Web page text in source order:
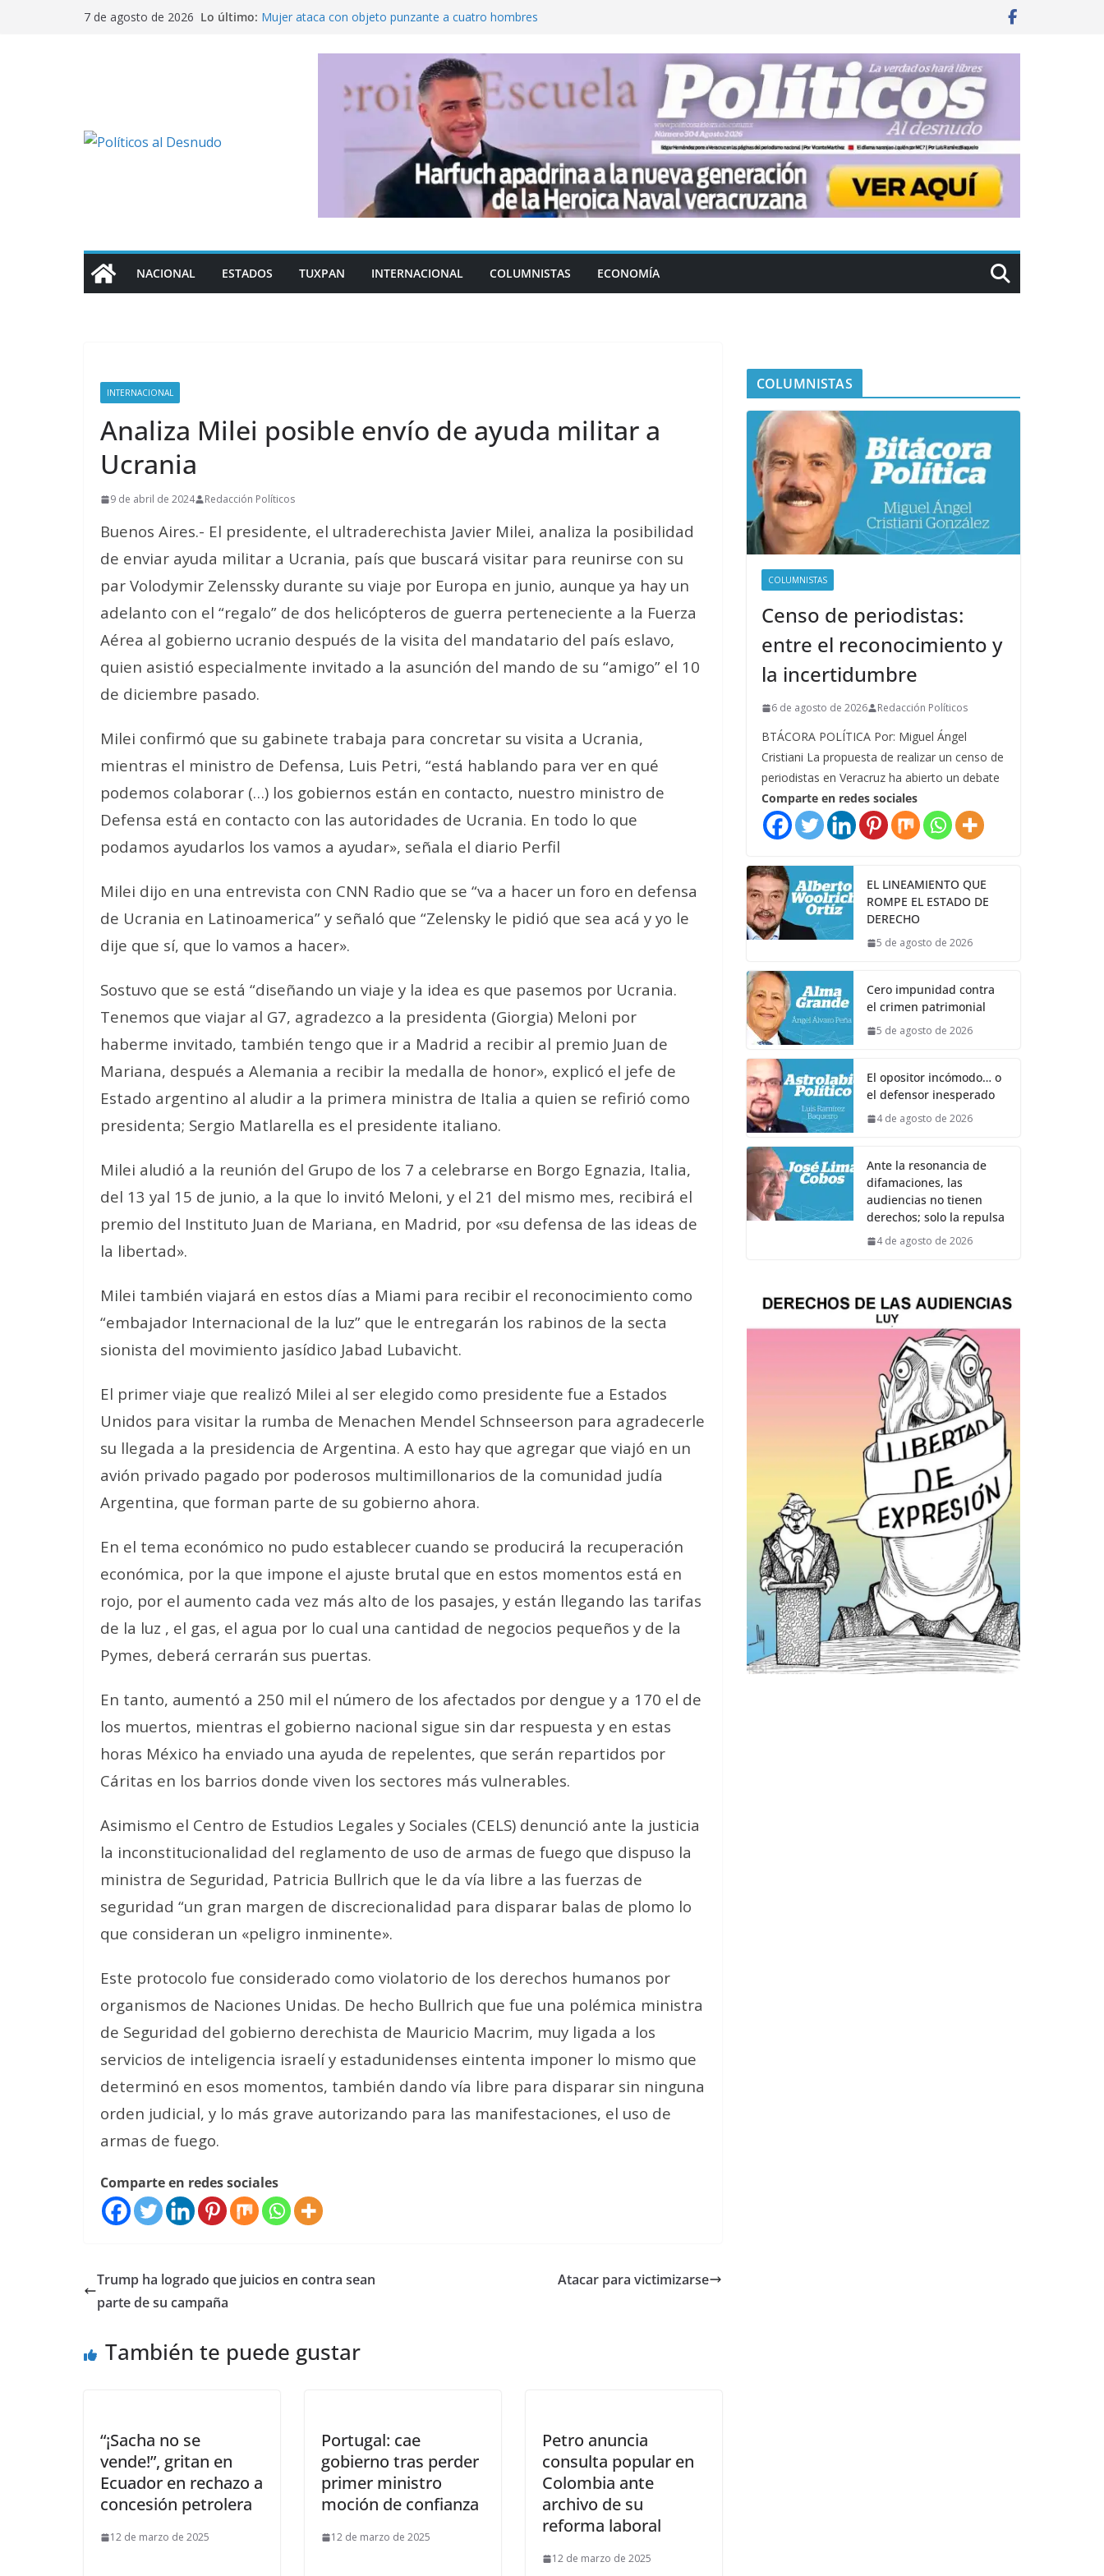
7 de agosto de 2026 Lo último: Mujer ataca con objeto punzante a cuatro hombres
México busca reactivar la exportación de aguacate de
Michoacán a los Estados Unidos
Ofrece SEP regularización a escuelas para dejar el esquema
Rechaza Nahle persecución política en casos de desafuero
de los alcaldes de Movimiento Ciudadano
NACIONAL ESTADOS TUXPAN INTERNACIONAL COLUMNISTAS ECONOMÍA
INTERNACIONAL
Analiza Milei posible envío de ayuda militar a
Ucrania
9 de abril de 2024 Redacción Políticos
Buenos Aires.- El presidente, el ultraderechista Javier Milei, analiza la posibilidad
de enviar ayuda militar a Ucrania, país que buscará visitar para reunirse con su
par Volodymir Zelenssky durante su viaje por Europa en junio, aunque ya hay un
adelanto con el “regalo” de dos helicópteros de guerra perteneciente a la Fuerza
Aérea al gobierno ucranio después de la visita del mandatario del país eslavo,
quien asistió especialmente invitado a la asunción del mando de su “amigo” el 10
de diciembre pasado.
Milei confirmó que su gabinete trabaja para concretar su visita a Ucrania,
mientras el ministro de Defensa, Luis Petri, “está hablando para ver en qué
podemos colaborar (…) los gobiernos están en contacto, nuestro ministro de
Defensa está en contacto con las autoridades de Ucrania. En todo lo que
podamos ayudarlos los vamos a ayudar», señala el diario Perfil
Milei dijo en una entrevista con CNN Radio que se “va a hacer un foro en defensa
de Ucrania en Latinoamerica” y señaló que “Zelensky le pidió que sea acá y yo le
dije que sí, que lo vamos a hacer».
Sostuvo que se está “diseñando un viaje y la idea es que pasemos por Ucrania.
Tenemos que viajar al G7, agradezco a la presidenta (Giorgia) Meloni por
haberme invitado, también tengo que ir a Madrid a recibir al premio Juan de
Mariana, después a Alemania a recibir la medalla de honor», explicó el jefe de
Estado argentino al aludir a la primera ministra de Italia a quien se refirió como
presidenta; Sergio Matlarella es el presidente italiano.
Milei aludió a la reunión del Grupo de los 7 a celebrarse en Borgo Egnazia, Italia,
del 13 yal 15 de junio, a la que lo invitó Meloni, y el 21 del mismo mes, recibirá el
premio del Instituto Juan de Mariana, en Madrid, por «su defensa de las ideas de
la libertad».
Milei también viajará en estos días a Miami para recibir el reconocimiento como
“embajador Internacional de la luz” que le entregarán los rabinos de la secta
sionista del movimiento jasídico Jabad Lubavicht.
El primer viaje que realizó Milei al ser elegido como presidente fue a Estados
Unidos para visitar la rumba de Menachen Mendel Schnseerson para agradecerle
su llegada a la presidencia de Argentina. A esto hay que agregar que viajó en un
avión privado pagado por poderosos multimillonarios de la comunidad judía
Argentina, que forman parte de su gobierno ahora.
En el tema económico no pudo establecer cuando se producirá la recuperación
económica, por la que impone el ajuste brutal que en estos momentos está en
rojo, por el aumento cada vez más alto de los pasajes, y están llegando las tarifas
de la luz , el gas, el agua por lo cual una cantidad de negocios pequeños y de la
Pymes, deberá cerrarán sus puertas.
En tanto, aumentó a 250 mil el número de los afectados por dengue y a 170 el de
los muertos, mientras el gobierno nacional sigue sin dar respuesta y en estas
horas México ha enviado una ayuda de repelentes, que serán repartidos por
Cáritas en los barrios donde viven los sectores más vulnerables.
Asimismo el Centro de Estudios Legales y Sociales (CELS) denunció ante la justicia
la inconstitucionalidad del reglamento de uso de armas de fuego que dispuso la
ministra de Seguridad, Patricia Bullrich que le da vía libre a las fuerzas de
seguridad “un gran margen de discrecionalidad para disparar balas de plomo lo
que consideran un «peligro inminente».
Este protocolo fue considerado como violatorio de los derechos humanos por
organismos de Naciones Unidas. De hecho Bullrich que fue una polémica ministra
de Seguridad del gobierno derechista de Mauricio Macrim, muy ligada a los
servicios de inteligencia israelí y estadunidenses eintenta imponer lo mismo que
determinó en esos momentos, también dando vía libre para disparar sin ninguna
orden judicial, y lo más grave autorizando para las manifestaciones, el uso de
armas de fuego.
Comparte en redes sociales
Trump ha logrado que juicios en contra sean
parte de su campaña
Atacar para victimizarse
También te puede gustar
“¡Sacha no se
vende!”, gritan en
Ecuador en rechazo a
concesión petrolera
12 de marzo de 2025
Portugal: cae
gobierno tras perder
primer ministro
moción de confianza
12 de marzo de 2025
Petro anuncia
consulta popular en
Colombia ante
archivo de su
reforma laboral
12 de marzo de 2025
COLUMNISTAS
COLUMNISTAS
Censo de periodistas:
entre el reconocimiento y
la incertidumbre
6 de agosto de 2026 Redacción Políticos
BTÁCORA POLÍTICA Por: Miguel Ángel
Cristiani La propuesta de realizar un censo de
periodistas en Veracruz ha abierto un debate
Comparte en redes sociales
EL LINEAMIENTO QUE
ROMPE EL ESTADO DE
DERECHO
5 de agosto de 2026
Cero impunidad contra
el crimen patrimonial
5 de agosto de 2026
El opositor incómodo… o
el defensor inesperado
4 de agosto de 2026
Ante la resonancia de
difamaciones, las
audiencias no tienen
derechos; solo la repulsa
4 de agosto de 2026